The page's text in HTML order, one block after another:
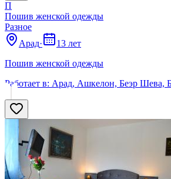
П
Пошив женской одежды
Разное
Арад·
13 лет
Пошив женской одежды
Работает в: Арад, Ашкелон, Беэр Шева,